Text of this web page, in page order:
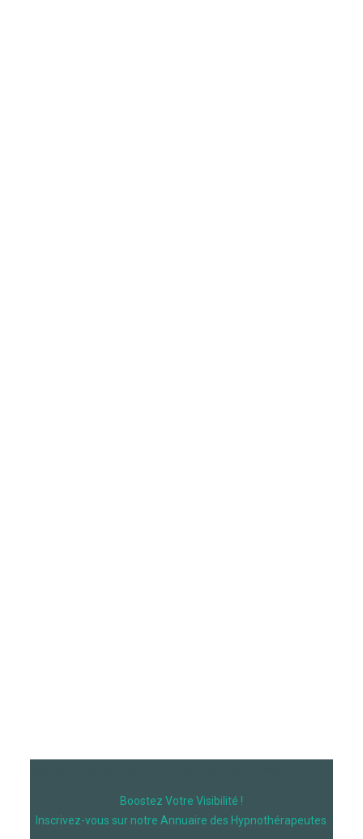
Boostez Votre Visibilité !
Inscrivez-vous sur notre Annuaire des Hypnothérapeutes